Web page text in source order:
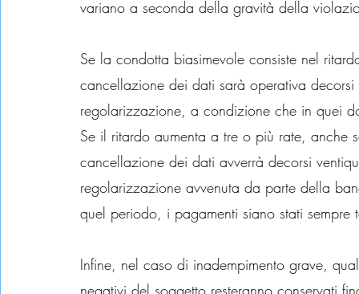
variano a seconda della gravità della
Se la condotta biasimevole consiste nel
cancellazione dei dati sarà operativa
regolarizzazione, a condizione che in quei
Se il ritardo aumenta a tre o più rate,
cancellazione dei dati avverrà decorsi
regolarizzazione avvenuta da parte della
quel periodo, i pagamenti siano stati sempre
Infine, nel caso di inadempimento grave,
negativi del soggetto resteranno conservati